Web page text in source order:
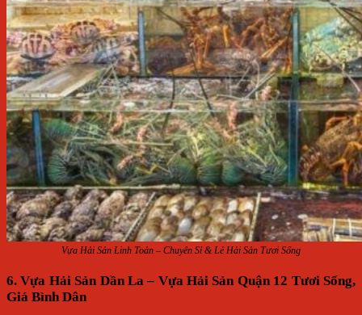
Vựa Hải Sản Linh Toản – Chuyên Sỉ & Lẻ Hải Sản Tươi Sống
6. Vựa Hải Sản Dần La – Vựa Hải Sản Quận 12 Tươi Sống,
Giá Bình Dân